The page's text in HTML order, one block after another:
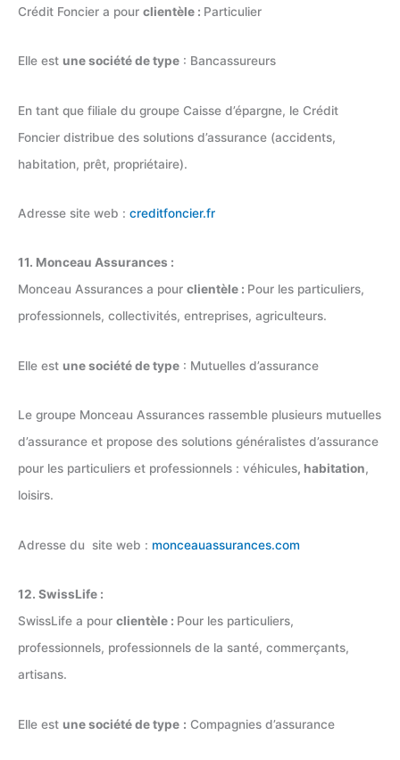
Crédit Foncier a pour clientèle : Particulier
Elle est une société de type : Bancassureurs
En tant que filiale du groupe Caisse d’épargne, le Crédit
Foncier distribue des solutions d’assurance (accidents,
habitation, prêt, propriétaire).
Adresse site web : creditfoncier.fr
11. Monceau Assurances :
Monceau Assurances a pour clientèle : Pour les particuliers,
professionnels, collectivités, entreprises, agriculteurs.
Elle est une société de type : Mutuelles d’assurance
Le groupe Monceau Assurances rassemble plusieurs mutuelles
d’assurance et propose des solutions généralistes d’assurance
pour les particuliers et professionnels : véhicules, habitation,
loisirs.
Adresse du site web : monceauassurances.com
12. SwissLife :
SwissLife a pour clientèle : Pour les particuliers,
professionnels, professionnels de la santé, commerçants,
artisans.
Elle est une société de type : Compagnies d’assurance